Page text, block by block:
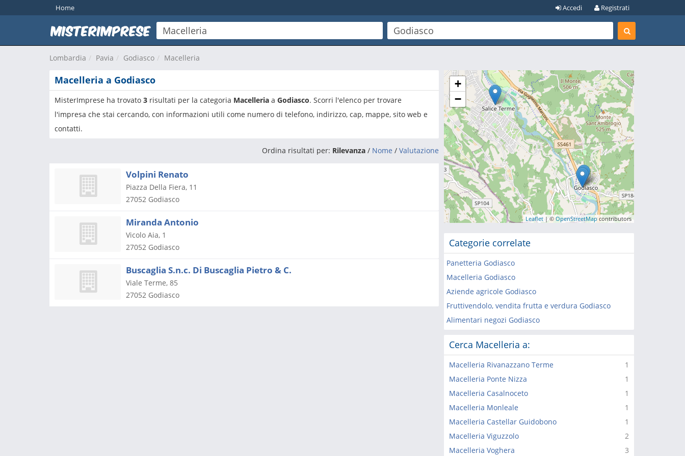
Home Registrati
Accedi
Lombardia Pavia Godiasco Macelleria
Macelleria a Godiasco
MisterImprese ha trovato 3 risultati per la categoria Macelleria a Godiasco. Scorri l'elenco per trovare
l'impresa che stai cercando, con informazioni utili come numero di telefono, indirizzo, cap, mappe, sito web e
contatti.
Ordina risultati per: Rilevanza / Nome / Valutazione
Volpini Renato
Piazza Della Fiera, 11
27052 Godiasco
Miranda Antonio
Vicolo Aia, 1
27052 Godiasco
Buscaglia S.n.c. Di Buscaglia Pietro & C.
Viale Terme, 85
27052 Godiasco
+
−
Leaflet | ©OpenStreetMapcontributors
Categorie correlate
Panetteria Godiasco
Macelleria Godiasco
Aziende agricole Godiasco
Fruttivendolo, vendita frutta e verdura Godiasco
Alimentari negozi Godiasco
Cerca Macelleria a:
1
Macelleria Rivanazzano Terme
1
Macelleria Ponte Nizza
1
Macelleria Casalnoceto
1
Macelleria Monleale
1
Macelleria Castellar Guidobono
2
Macelleria Viguzzolo
3
Macelleria Voghera